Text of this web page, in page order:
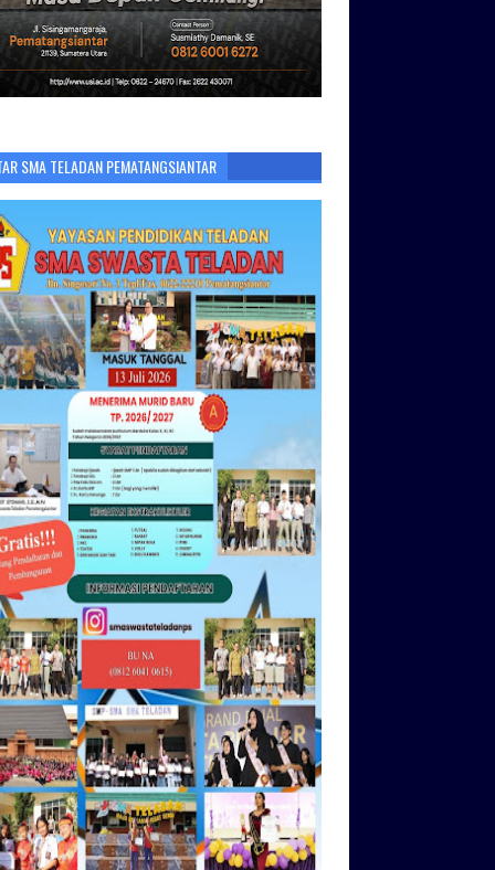
SMA TELADAN PEMATANGSIANTAR